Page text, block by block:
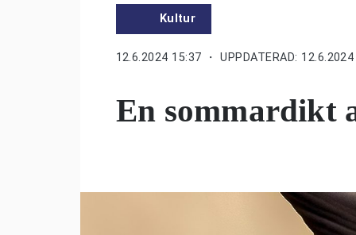
Kultur
12.6.2024 15:37 ・ UPPDATERAD:
En sommardikt